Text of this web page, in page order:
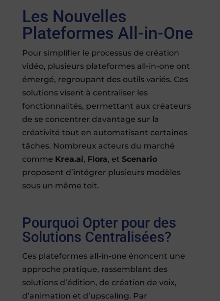
Les Nouvelles
Plateformes All-in-One
Pour simplifier le processus de création
vidéo, plusieurs plateformes all-in-one ont
émergé, regroupant des outils variés. Ces
solutions visent à centraliser les
fonctionnalités, permettant aux créateurs
de se concentrer davantage sur la
créativité tout en automatisant certaines
tâches. Nombreux acteurs du marché
comme Krea.ai, Flora, et Scenario
proposent d’intégrer plusieurs modèles
sous un même toit.
Pourquoi Opter pour des
Solutions Centralisées?
Ces plateformes all-in-one énoncent une
approche pratique, rassemblant des
solutions d’édition, de création de voix,
d’animation et d’upscaling. Par